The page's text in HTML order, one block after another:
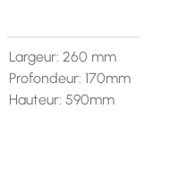
Largeur: 260 mm
Profondeur: 170mm
Hauteur: 590mm